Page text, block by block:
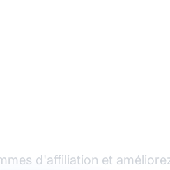
d'affiliation et